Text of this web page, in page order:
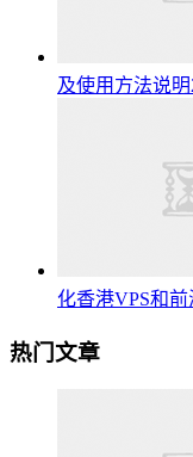
及使用方法说明
化香港VPS和
热门文章